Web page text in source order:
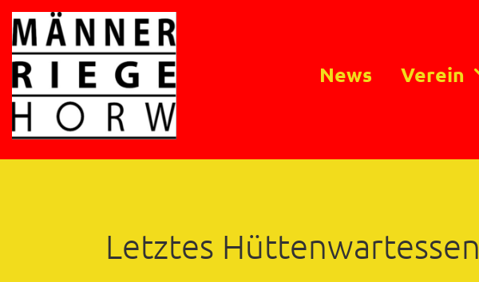
News Verein
Letztes Hüttenwartessen